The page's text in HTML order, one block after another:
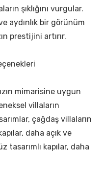
şıklığını vurgular.
aydınlık bir görünüm
prestijini artırır.
mimarisine uygun
villaların
çağdaş villaların
daha açık ve
tasarımlı kapılar, daha